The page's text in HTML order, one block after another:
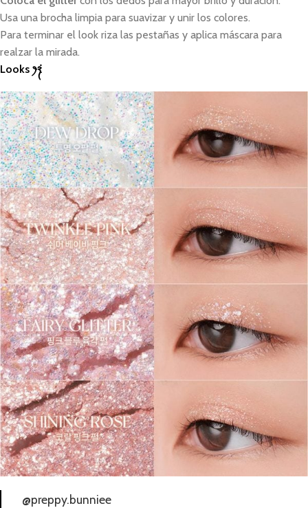
Usa una brocha limpia para suavizar y unir los colores.
Para terminar el look riza las pestañas y aplica máscara para
realzar la mirada.
Looks ‎ꫂ᭪݁ :
@preppy.bunniee